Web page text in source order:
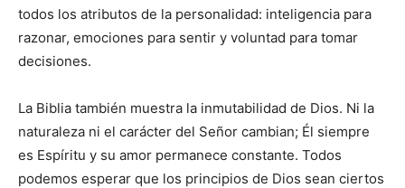
todos los atributos de la personalidad: inteligencia para
razonar, emociones para sentir y voluntad para tomar
decisiones.
La Biblia también muestra la inmutabilidad de Dios. Ni la
naturaleza ni el carácter del Señor cambian; Él siempre
es Espíritu y su amor permanece constante. Todos
podemos esperar que los principios de Dios sean ciertos